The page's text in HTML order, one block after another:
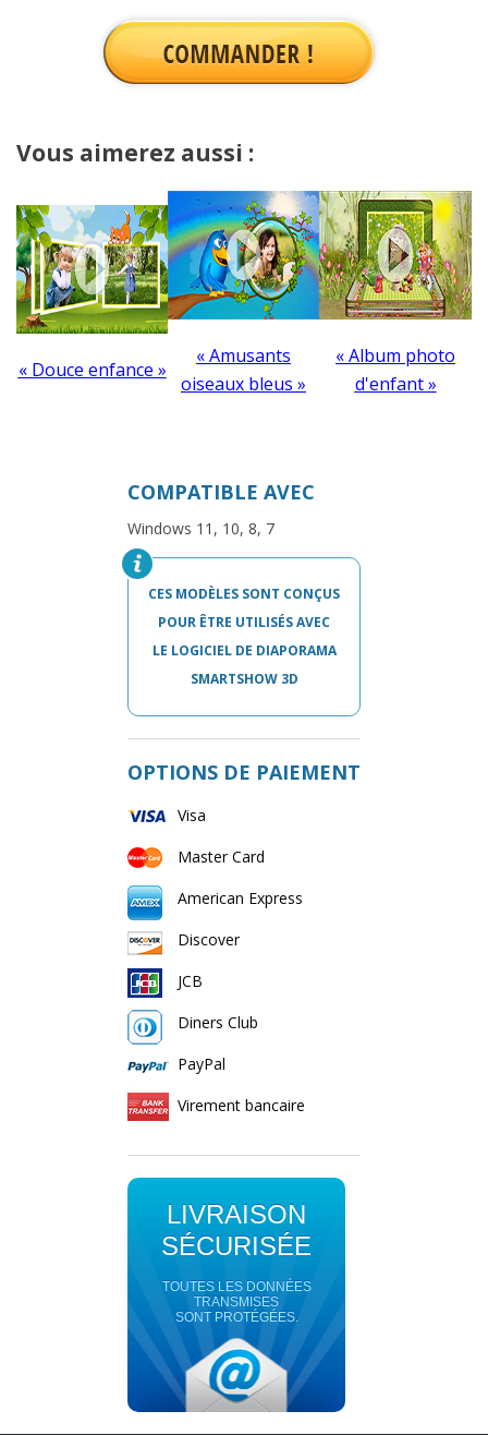
Vous aimerez aussi :
« Douce enfance »
« Amusants
oiseaux bleus »
« Album photo
d'enfant »
COMPATIBLE AVEC
Windows 11, 10, 8, 7
CES MODÈLES SONT CONÇUS
POUR ÊTRE UTILISÉS AVEC
LE LOGICIEL DE DIAPORAMA
SMARTSHOW 3D
OPTIONS DE PAIEMENT
Visa
Master Card
American Express
Discover
JCB
Diners Club
PayPal
Virement bancaire
LIVRAISON
SÉCURISÉE
TOUTES LES DONNÉES
TRANSMISES
SONT PROTÉGÉES.